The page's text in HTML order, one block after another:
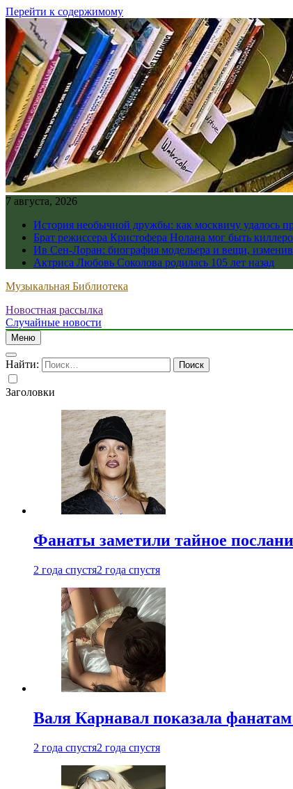
Перейти к содержимому
7 августа, 2026
История необычной дружбы: как москвичу удалось
Брат режиссера Кристофера Нолана мог быть
Ив Сен-Лоран: биография модельера и вещи,
Актриса Любовь Соколова родилась 105 лет назад
Музыкальная Библиотека
Новостная рассылка
Случайные новости
Меню
Найти:
Заголовки
Фанаты заметили тайное
2 года спустя2 года спустя
Валя Карнавал показала
2 года спустя2 года спустя